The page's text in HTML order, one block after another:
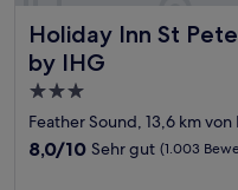
Holiday Inn St
by IHG
Holiday Inn St
3.0-
Sterne-
Unterkunft
Feather Sound, 13,6 km
8.0
8,0/10 Sehr gut (1.003